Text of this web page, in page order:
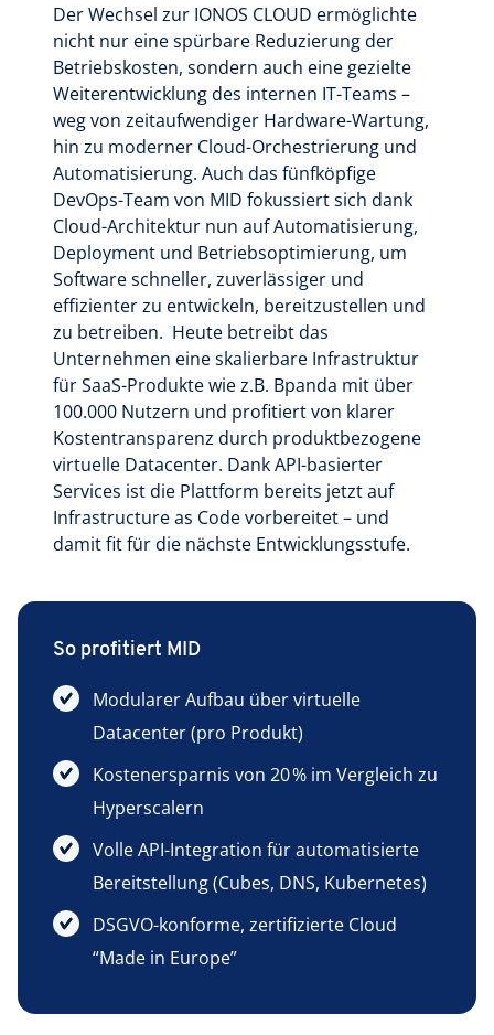
Der Wechsel zur IONOS CLOUD ermöglichte
nicht nur eine spürbare Reduzierung der
Betriebskosten, sondern auch eine gezielte
Weiterentwicklung des internen IT-Teams –
weg von zeitaufwendiger Hardware-Wartung,
hin zu moderner Cloud-Orchestrierung und
Automatisierung. Auch das fünfköpfige
DevOps-Team von MID fokussiert sich dank
Cloud-Architektur nun auf Automatisierung,
Deployment und Betriebsoptimierung, um
Software schneller, zuverlässiger und
effizienter zu entwickeln, bereitzustellen und
zu betreiben. Heute betreibt das
Unternehmen eine skalierbare Infrastruktur
für SaaS-Produkte wie z.B. Bpanda mit über
100.000 Nutzern und profitiert von klarer
Kostentransparenz durch produktbezogene
virtuelle Datacenter. Dank API-basierter
Services ist die Plattform bereits jetzt auf
Infrastructure as Code vorbereitet – und
damit fit für die nächste Entwicklungsstufe.
So profitiert MID
Modularer Aufbau über virtuelle
Datacenter (pro Produkt)
Kostenersparnis von 20 % im Vergleich zu
Hyperscalern
Volle API-Integration für automatisierte
Bereitstellung (Cubes, DNS, Kubernetes)
DSGVO-konforme, zertifizierte Cloud
“Made in Europe”